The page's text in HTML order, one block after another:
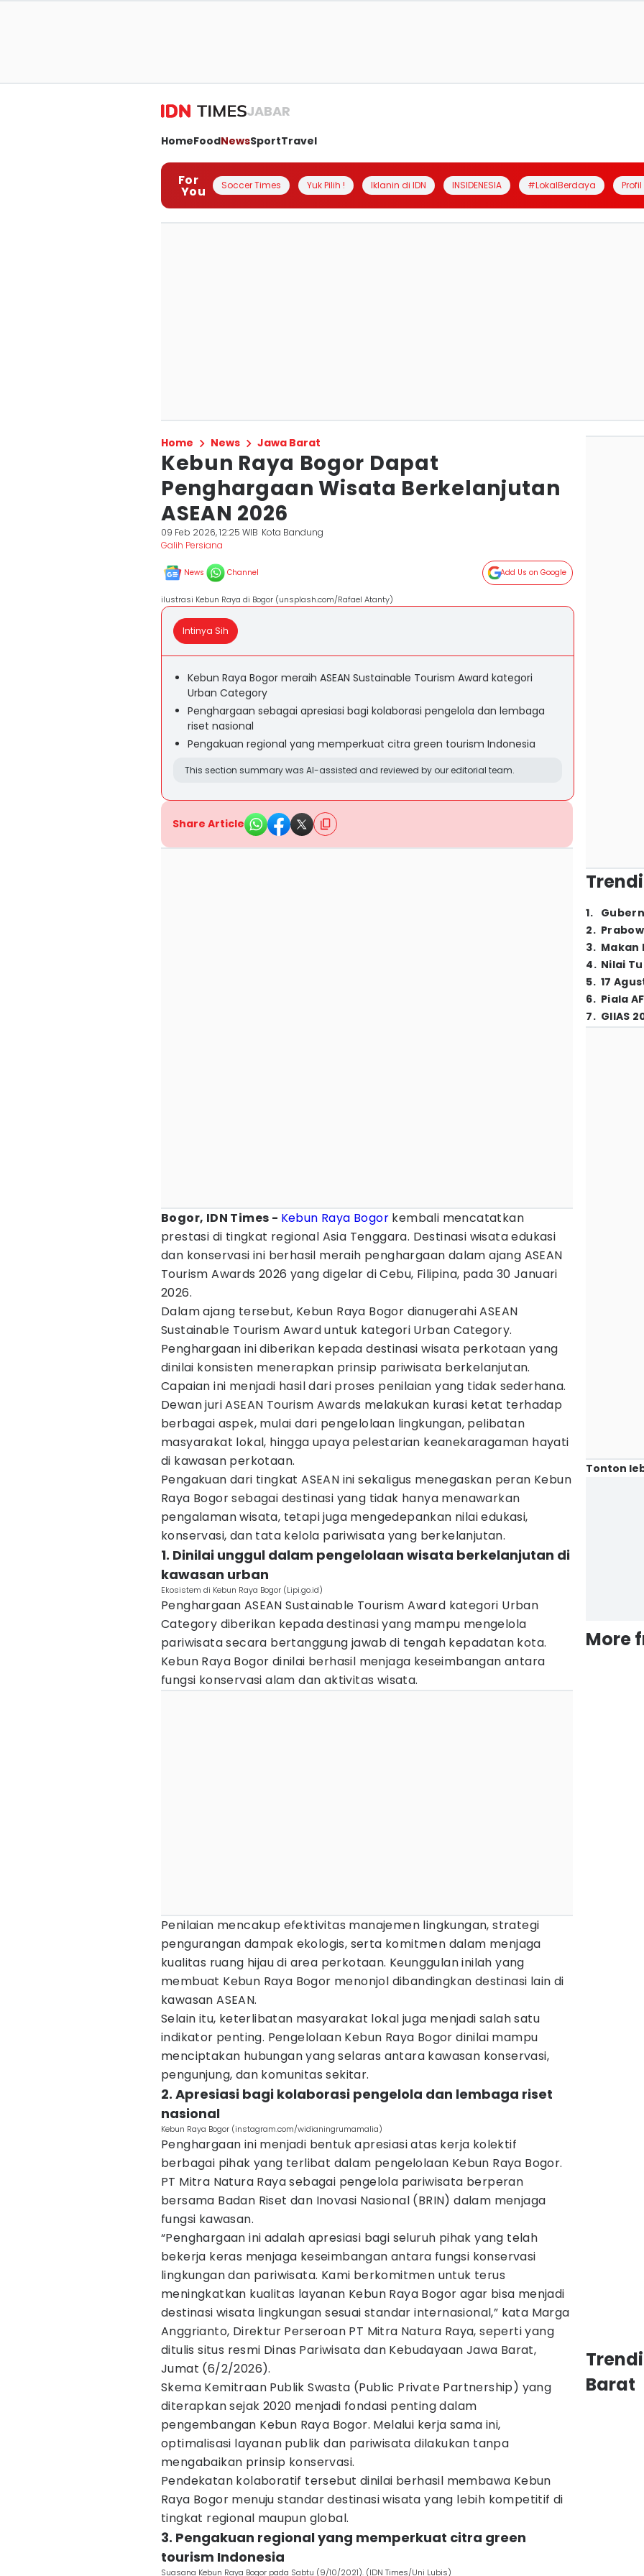
JABAR
HomeFoodNewsSportTravel
For
You Soccer Times Yuk Pilih ! Iklanin di IDN INSIDENESIA #LokalBerdaya
Home News Jawa Barat
Kebun Raya Bogor Dapat
Penghargaan Wisata Berkelanjutan
ASEAN 2026
09 Feb 2026, 12:25 WIB Kota Bandung
Galih Persiana
News Channel Add Us on Google
ilustrasi Kebun Raya di Bogor (unsplash.com/Rafael Atanty)
Intinya Sih
Kebun Raya Bogor meraih ASEAN Sustainable Tourism Award kategori
Urban Category
Penghargaan sebagai apresiasi bagi kolaborasi pengelola dan lembaga
riset nasional
Pengakuan regional yang memperkuat citra green tourism Indonesia
This section summary was AI-assisted and reviewed by our editorial team.
Share Article
Bogor, IDN Times - Kebun Raya Bogor kembali mencatatkan
prestasi di tingkat regional Asia Tenggara. Destinasi wisata edukasi
dan konservasi ini berhasil meraih penghargaan dalam ajang ASEAN
Tourism Awards 2026 yang digelar di Cebu, Filipina, pada 30 Januari
2026.
Dalam ajang tersebut, Kebun Raya Bogor dianugerahi ASEAN
Sustainable Tourism Award untuk kategori Urban Category.
Penghargaan ini diberikan kepada destinasi wisata perkotaan yang
dinilai konsisten menerapkan prinsip pariwisata berkelanjutan.
Capaian ini menjadi hasil dari proses penilaian yang tidak sederhana.
Dewan juri ASEAN Tourism Awards melakukan kurasi ketat terhadap
berbagai aspek, mulai dari pengelolaan lingkungan, pelibatan
masyarakat lokal, hingga upaya pelestarian keanekaragaman hayati
di kawasan perkotaan.
Pengakuan dari tingkat ASEAN ini sekaligus menegaskan peran Kebun
Raya Bogor sebagai destinasi yang tidak hanya menawarkan
pengalaman wisata, tetapi juga mengedepankan nilai edukasi,
konservasi, dan tata kelola pariwisata yang berkelanjutan.
1. Dinilai unggul dalam pengelolaan wisata berkelanjutan di
kawasan urban
Ekosistem di Kebun Raya Bogor (Lipi.go.id)
Penghargaan ASEAN Sustainable Tourism Award kategori Urban
Category diberikan kepada destinasi yang mampu mengelola
pariwisata secara bertanggung jawab di tengah kepadatan kota.
Kebun Raya Bogor dinilai berhasil menjaga keseimbangan antara
fungsi konservasi alam dan aktivitas wisata.
Penilaian mencakup efektivitas manajemen lingkungan, strategi
pengurangan dampak ekologis, serta komitmen dalam menjaga
kualitas ruang hijau di area perkotaan. Keunggulan inilah yang
membuat Kebun Raya Bogor menonjol dibandingkan destinasi lain di
kawasan ASEAN.
Selain itu, keterlibatan masyarakat lokal juga menjadi salah satu
indikator penting. Pengelolaan Kebun Raya Bogor dinilai mampu
menciptakan hubungan yang selaras antara kawasan konservasi,
pengunjung, dan komunitas sekitar.
2. Apresiasi bagi kolaborasi pengelola dan lembaga riset
nasional
Kebun Raya Bogor (instagram.com/widianingrumamalia)
Penghargaan ini menjadi bentuk apresiasi atas kerja kolektif
berbagai pihak yang terlibat dalam pengelolaan Kebun Raya Bogor.
PT Mitra Natura Raya sebagai pengelola pariwisata berperan
bersama Badan Riset dan Inovasi Nasional (BRIN) dalam menjaga
fungsi kawasan.
“Penghargaan ini adalah apresiasi bagi seluruh pihak yang telah
bekerja keras menjaga keseimbangan antara fungsi konservasi
lingkungan dan pariwisata. Kami berkomitmen untuk terus
meningkatkan kualitas layanan Kebun Raya Bogor agar bisa menjadi
destinasi wisata lingkungan sesuai standar internasional,” kata Marga
Anggrianto, Direktur Perseroan PT Mitra Natura Raya, seperti yang
ditulis situs resmi Dinas Pariwisata dan Kebudayaan Jawa Barat,
Jumat (6/2/2026).
Skema Kemitraan Publik Swasta (Public Private Partnership) yang
diterapkan sejak 2020 menjadi fondasi penting dalam
pengembangan Kebun Raya Bogor. Melalui kerja sama ini,
optimalisasi layanan publik dan pariwisata dilakukan tanpa
mengabaikan prinsip konservasi.
Pendekatan kolaboratif tersebut dinilai berhasil membawa Kebun
Raya Bogor menuju standar destinasi wisata yang lebih kompetitif di
tingkat regional maupun global.
3. Pengakuan regional yang memperkuat citra green
tourism Indonesia
Suasana Kebun Raya Bogor pada Sabtu (9/10/2021). (IDN Times/Uni Lubis)
1.
2.
3. Makan
4. Nilai
5. 17
6. Piala
7. GIIAS
Tonton
More
Barat